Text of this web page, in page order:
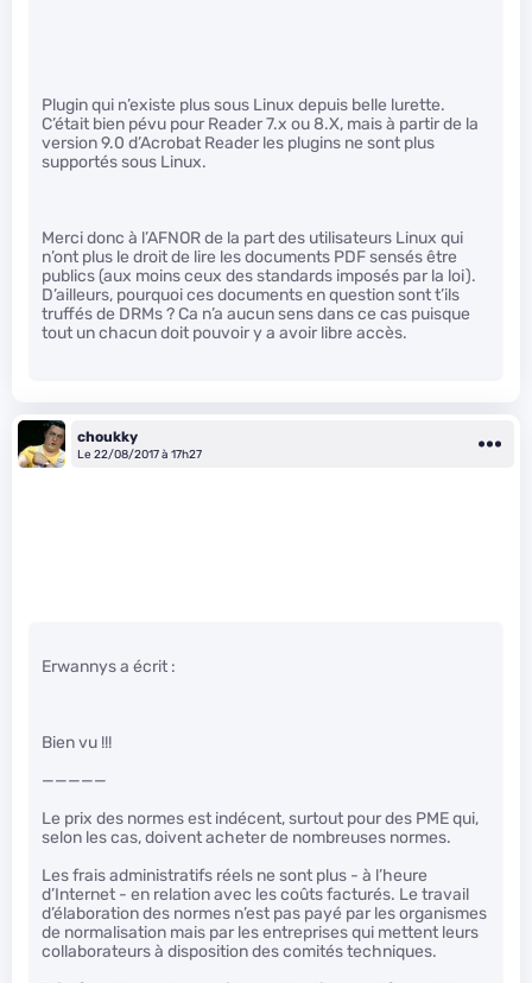
Plugin qui n’existe plus sous Linux depuis belle lurette.
C’était bien pévu pour Reader 7.x ou 8.X, mais à partir de la
version 9.0 d’Acrobat Reader les plugins ne sont plus
supportés sous Linux.
Merci donc à l’AFNOR de la part des utilisateurs Linux qui
n’ont plus le droit de lire les documents PDF sensés être
publics (aux moins ceux des standards imposés par la loi).
D’ailleurs, pourquoi ces documents en question sont t’ils
truffés de DRMs ? Ca n’a aucun sens dans ce cas puisque
tout un chacun doit pouvoir y a avoir libre accès.
choukky
Le 22/08/2017 à 17h27
Erwannys a écrit :
Bien vu !!!
—————
Le prix des normes est indécent, surtout pour des PME qui,
selon les cas, doivent acheter de nombreuses normes.
Les frais administratifs réels ne sont plus - à l’heure
d’Internet - en relation avec les coûts facturés. Le travail
d’élaboration des normes n’est pas payé par les organismes
de normalisation mais par les entreprises qui mettent leurs
collaborateurs à disposition des comités techniques.